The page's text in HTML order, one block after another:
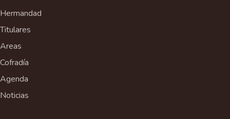
Hermandad
Titulares
Areas
Cofradía
Agenda
Noticias